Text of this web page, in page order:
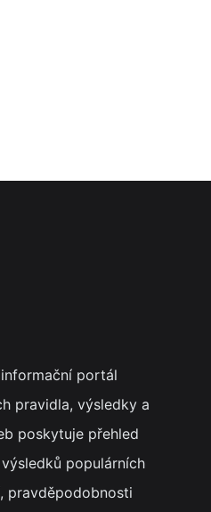
portál
pravidla, výsledky a
poskytuje přehled
populárních
pravděpodobnosti